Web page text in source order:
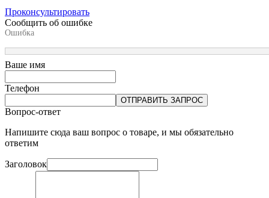
Проконсультировать
Сообщить об ошибке
Ошибка
Ваше имя
Телефон
ОТПРАВИТЬ ЗАПРОС
Вопрос-ответ
Напишите сюда ваш вопрос о товаре, и мы обязательно
ответим
Заголовок